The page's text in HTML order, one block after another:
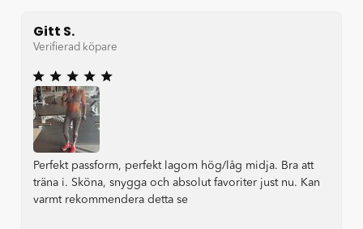
Gitt S.
Verifierad köpare
Perfekt passform, perfekt lagom hög/låg midja. Bra att
träna i. Sköna, snygga och absolut favoriter just nu. Kan
varmt rekommendera detta se